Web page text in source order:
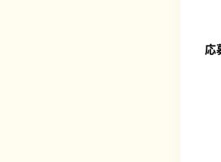
応